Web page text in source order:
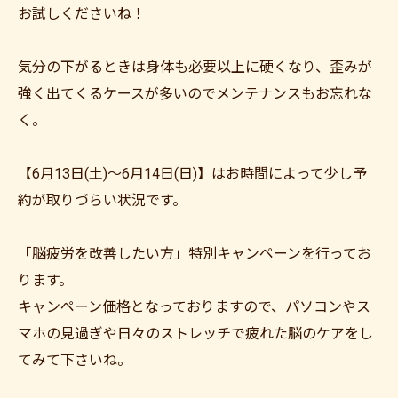
お試しくださいね！
気分の下がるときは身体も必要以上に硬くなり、歪みが
強く出てくるケースが多いのでメンテナンスもお忘れな
く。
【6月13日(土)～6月14日(日)】はお時間によって少し予
約が取りづらい状況です。
「脳疲労を改善したい方」特別キャンペーンを行ってお
ります。
キャンペーン価格となっておりますので、パソコンやス
マホの見過ぎや日々のストレッチで疲れた脳のケアをし
てみて下さいね。